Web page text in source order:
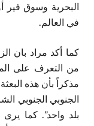
البحرية وسوق فير
في العالم.
كما أكد مراد بان
من التعرف على
مذكراً بأن هذه
بلد واحد”. كما يرى